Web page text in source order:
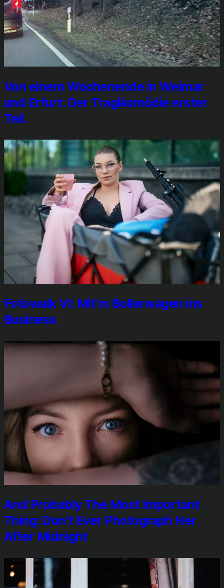
Von einem Wochen­en­de in Wei­mar
und Erfurt. Der Tra­gi­ko­mö­die ers­ter
Teil.
Foto­walk VI: Mit’m Bol­ler­wa­gen ins
Busi­ness
And Pro­ba­b­ly The Most Important
Thing: Don’t Ever Pho­to­graph Her
After Mid­night